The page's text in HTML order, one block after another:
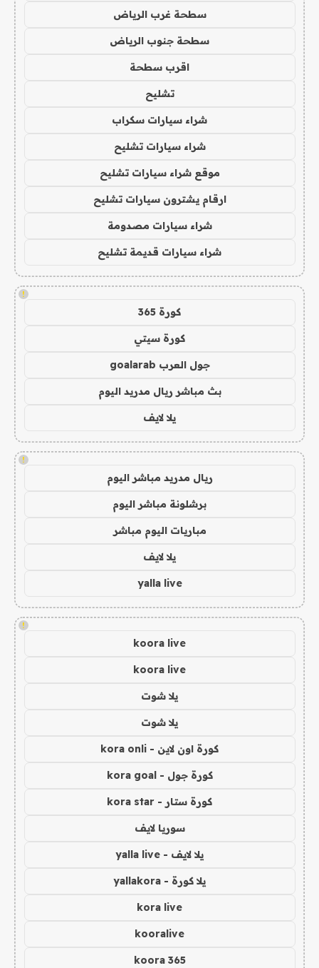
سطحة غرب الرياض
سطحة جنوب الرياض
اقرب سطحة
تشليح
شراء سيارات سكراب
شراء سيارات تشليح
موقع شراء سيارات تشليح
ارقام يشترون سيارات تشليح
شراء سيارات مصدومة
شراء سيارات قديمة تشليح
!
كورة 365
كورة سيتي
جول العرب goalarab
بث مباشر ريال مدريد اليوم
يلا لايف
!
ريال مدريد مباشر اليوم
برشلونة مباشر اليوم
مباريات اليوم مباشر
يلا لايف
yalla live
!
koora live
koora live
يلا شوت
يلا شوت
كورة اون لاين - kora onli
كورة جول - kora goal
كورة ستار - kora star
سوريا لايف
يلا لايف - yalla live
يلا كورة - yallakora
kora live
kooralive
koora 365